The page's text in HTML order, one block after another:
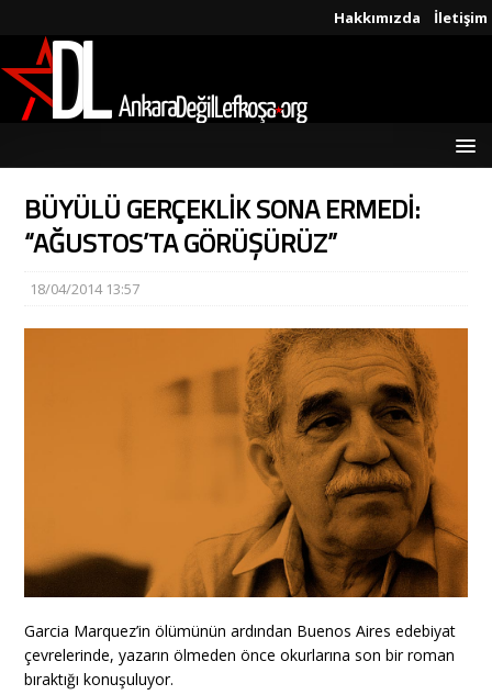
Hakkımızda İletişim
BÜYÜLÜ GERÇEKLİK SONA ERMEDİ:
“AĞUSTOS’TA GÖRÜŞÜRÜZ”
18/04/2014 13:57
Garcia Marquez’in ölümünün ardından Buenos Aires edebiyat
çevrelerinde, yazarın ölmeden önce okurlarına son bir roman
bıraktığı konuşuluyor.